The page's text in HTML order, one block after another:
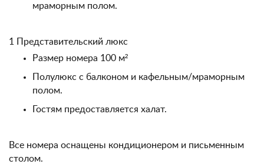
мраморным полом.
1 Представительский люкс
Размер номера 100 м²
Полулюкс с балконом и кафельным/мраморным
полом.
Гостям предоставляется халат.
Все номера оснащены кондиционером и письменным
столом.